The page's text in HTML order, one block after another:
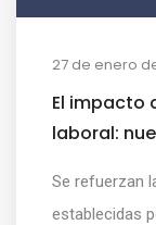
27 de enero
El impacto
laboral:
Se refuerzan
establecidas